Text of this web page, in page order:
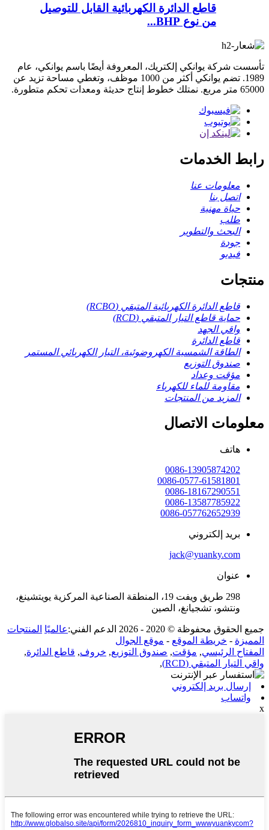
قاطع الدائرة الكهربائية القابل للتوصيل
من نوع BHP...
تأسست شركة يوانكي إلكتريك، المعروفة أيضًا باسم يوانكي، عام
1989. تضم يوانكي أكثر من 1000 موظف، وتغطي مساحة تزيد عن
65000 متر مربع. نمتلك خطوط إنتاج حديثة ومعدات تحكم متطورة.
رابط الخدمات
معلومات عنا
اتصل بنا
حياة مهنية
طلب
البحث والتطوير
جودة
فيديو
منتجات
قاطع الدائرة الكهربائية المتبقي (RCBO)
حماية قاطع التيار المتبقي (RCD)
واقي الجهد
قاطع الدائرة
الطاقة الشمسية الكهروضوئية، التيار الكهربائي المستمر
صندوق التوزيع
مؤقت وعداد
مقاومة للماء للكهرباء
المزيد من المنتجات
معلومات الاتصال
هاتف
0086-13905874202
0086-0577-61581801
0086-18167290551
0086-13587785922
0086-057762652939
بريد إلكتروني
jack@yuanky.com
عنوان
298 طريق ويفت 19، المنطقة الصناعية المركزية يويتشينغ،
ونتشو، تشجيانغ، الصين
جميع الحقوق محفوظة © 2020 - 2026 الدعم الفني: عالميًا المنتجات
المميزة - خريطة الموقع - موقع الجوال
المفتاح الرئيسي, مؤقت, صندوق التوزيع, خروف, قاطع الدائرة,
واقي التيار المتبقي (RCD)
,
إرسال بريد إلكتروني
واتساب
x